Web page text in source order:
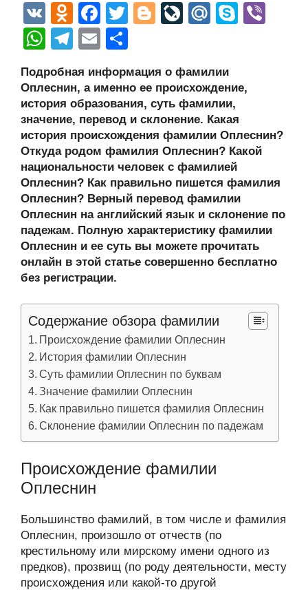
V
K
O
d
n
o
kl
a
ss
ni
ki
F
a
c
e
b
o
o
k
T
er
Bl
g
er
Li
J
o
ur
n
al
M
u
S
e
W
at
s
A
p
p
T
e
gr
a
m
E
ail р
а
в
и
ть
Подробная информация о фамилии
Оплеснин, а именно ее происхождение,
история образования, суть фамилии,
значение, перевод и склонение. Какая
история происхождения фамилии Оплеснин?
Откуда родом фамилия Оплеснин? Какой
национальности человек с фамилией
Оплеснин? Как правильно пишется фамилия
Оплеснин? Верный перевод фамилии
Оплеснин на английский язык и склонение по
падежам. Полную характеристику фамилии
Оплеснин и ее суть вы можете прочитать
онлайн в этой статье совершенно бесплатно
без регистрации.
Содержание обзора фамилии
Происхождение фамилии Оплеснин
История фамилии Оплеснин
Суть фамилии Оплеснин по буквам
Значение фамилии Оплеснин
Как правильно пишется фамилия Оплеснин
Склонение фамилии Оплеснин по падежам
Происхождение фамилии
Оплеснин
Большинство фамилий, в том числе и фамилия
Оплеснин, произошло от отчеств (по
крестильному или мирскому имени одного из
предков), прозвищ (по роду деятельности, месту
происхождения или какой-то другой